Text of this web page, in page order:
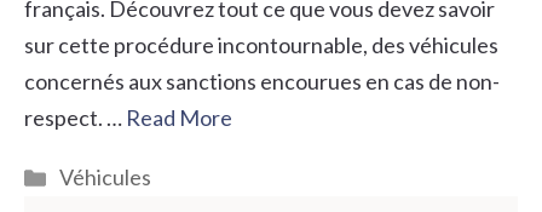
français. Découvrez tout ce que vous devez savoir
sur cette procédure incontournable, des véhicules
concernés aux sanctions encourues en cas de non-
respect. … Read More
Catégories
Véhicules